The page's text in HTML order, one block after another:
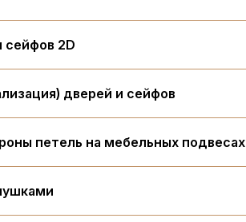
сейфов 2D
дверей и сейфов
петель на мебельных подвесах